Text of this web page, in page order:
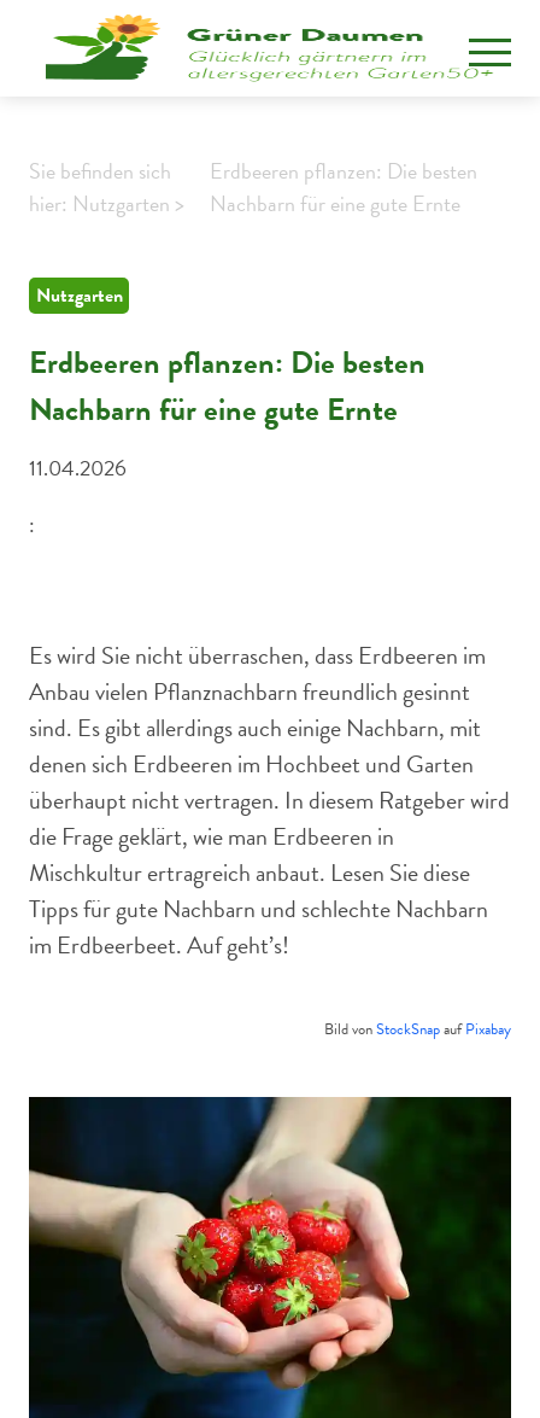
Sie befinden sich
hier: Nutzgarten >
Erdbeeren pflanzen: Die besten
Nachbarn für eine gute Ernte
Nutzgarten
Erdbeeren pflanzen: Die besten
Nachbarn für eine gute Ernte
11.04.2026
:
Es wird Sie nicht überraschen, dass Erdbeeren im
Anbau vielen Pflanznachbarn freundlich gesinnt
sind. Es gibt allerdings auch einige Nachbarn, mit
denen sich Erdbeeren im Hochbeet und Garten
überhaupt nicht vertragen. In diesem Ratgeber wird
die Frage geklärt, wie man Erdbeeren in
Mischkultur ertragreich anbaut. Lesen Sie diese
Tipps für gute Nachbarn und schlechte Nachbarn
im Erdbeerbeet. Auf geht’s!
Bild vonStockSnapaufPixabay